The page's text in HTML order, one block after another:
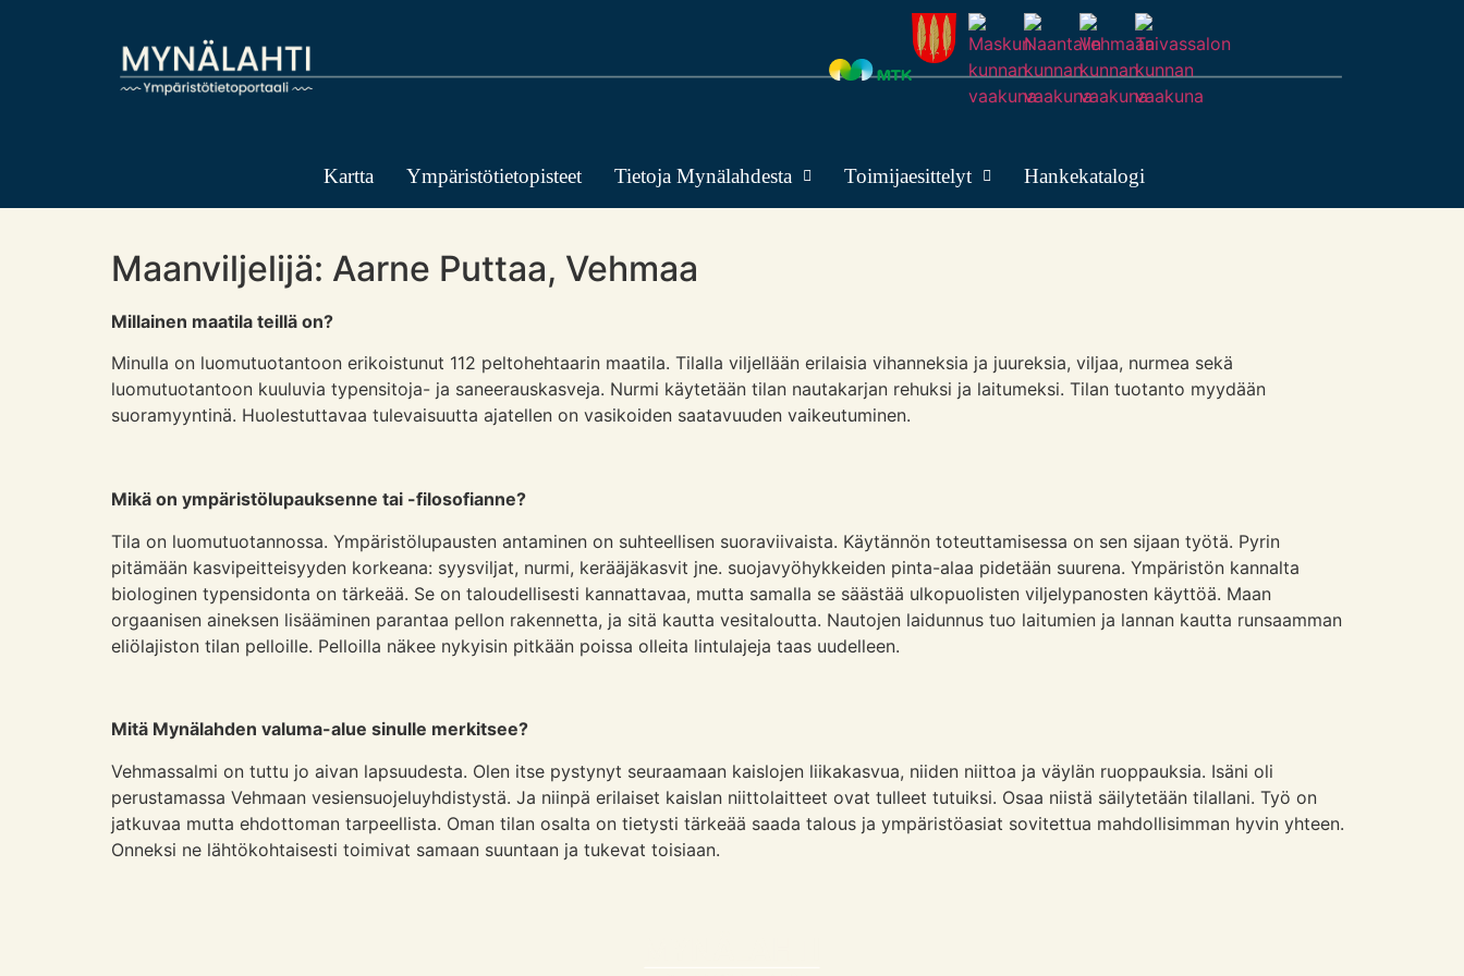
Kartta Ympäristötietopisteet Tietoja Mynälahdesta Toimijaesittelyt Hankekatalogi
Maanviljelijä: Aarne Puttaa, Vehmaa
Millainen maatila teillä on?
Minulla on luomutuotantoon erikoistunut 112 peltohehtaarin maatila. Tilalla viljellään erilaisia vihanneksia ja juureksia, viljaa, nurmea sekä
luomutuotantoon kuuluvia typensitoja- ja saneerauskasveja. Nurmi käytetään tilan nautakarjan rehuksi ja laitumeksi. Tilan tuotanto myydään
suoramyyntinä. Huolestuttavaa tulevaisuutta ajatellen on vasikoiden saatavuuden vaikeutuminen.
Mikä on ympäristölupauksenne tai -filosofianne?
Tila on luomutuotannossa. Ympäristölupausten antaminen on suhteellisen suoraviivaista. Käytännön toteuttamisessa on sen sijaan työtä. Pyrin
pitämään kasvipeitteisyyden korkeana: syysviljat, nurmi, kerääjäkasvit jne. suojavyöhykkeiden pinta-alaa pidetään suurena. Ympäristön kannalta
biologinen typensidonta on tärkeää. Se on taloudellisesti kannattavaa, mutta samalla se säästää ulkopuolisten viljelypanosten käyttöä. Maan
orgaanisen aineksen lisääminen parantaa pellon rakennetta, ja sitä kautta vesitaloutta. Nautojen laidunnus tuo laitumien ja lannan kautta runsaamman
eliölajiston tilan pelloille. Pelloilla näkee nykyisin pitkään poissa olleita lintulajeja taas uudelleen.
Mitä Mynälahden valuma-alue sinulle merkitsee?
Vehmassalmi on tuttu jo aivan lapsuudesta. Olen itse pystynyt seuraamaan kaislojen liikakasvua, niiden niittoa ja väylän ruoppauksia. Isäni oli
perustamassa Vehmaan vesiensuojeluyhdistystä. Ja niinpä erilaiset kaislan niittolaitteet ovat tulleet tutuiksi. Osaa niistä säilytetään tilallani. Työ on
jatkuvaa mutta ehdottoman tarpeellista. Oman tilan osalta on tietysti tärkeää saada talous ja ympäristöasiat sovitettua mahdollisimman hyvin yhteen.
Onneksi ne lähtökohtaisesti toimivat samaan suuntaan ja tukevat toisiaan.